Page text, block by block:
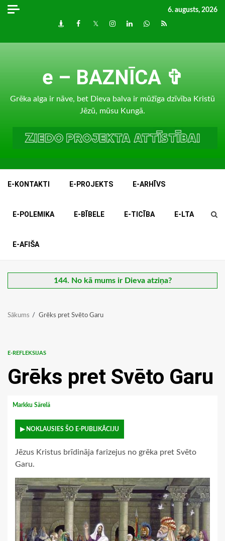
Skip
6. augusts, 2026
DraugiemFacebook
TwitterInstagram
LinkedInwhatsapp
RSS
e – BAZNĪCA ✞
Grēka alga ir nāve, bet Dieva balva ir mūžīga dzīvība Kristū
Jēzū, mūsu Kungā.
E-KONTAKTI E-PROJEKTS E-ARHĪVS
E-POLEMIKA E-BĪBELE E-TICĪBA E-LTA
E-AFIŠA
144. No kā mums ir Dieva atziņa?
Sākums Grēks pret Svēto Garu
E-REFLEKSIJAS
Grēks pret Svēto Garu
Markku Särelä
▶ NOKLAUSIES ŠO E-PUBLIKĀCIJU
Jēzus Kristus brīdināja farizejus no grēka pret Svēto
Garu.